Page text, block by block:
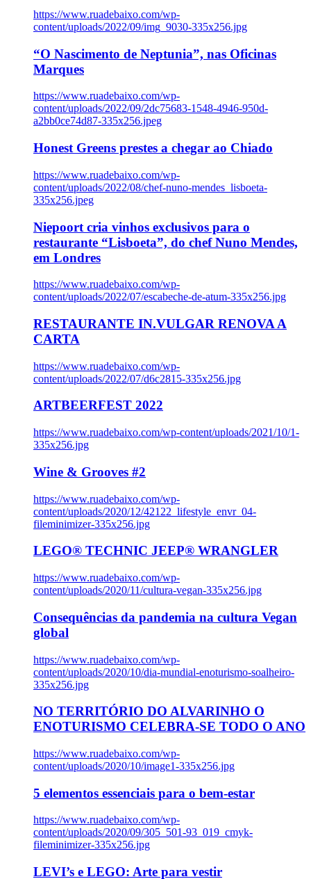
https://www.ruadebaixo.com/wp-
content/uploads/2022/09/img_9030-335x256.jpg
“O Nascimento de Neptunia”, nas Oficinas
Marques
https://www.ruadebaixo.com/wp-
content/uploads/2022/09/2dc75683-1548-4946-950d-
a2bb0ce74d87-335x256.jpeg
Honest Greens prestes a chegar ao Chiado
https://www.ruadebaixo.com/wp-
content/uploads/2022/08/chef-nuno-mendes_lisboeta-
335x256.jpeg
Niepoort cria vinhos exclusivos para o
restaurante “Lisboeta”, do chef Nuno Mendes,
em Londres
https://www.ruadebaixo.com/wp-
content/uploads/2022/07/escabeche-de-atum-335x256.jpg
RESTAURANTE IN.VULGAR RENOVA A
CARTA
https://www.ruadebaixo.com/wp-
content/uploads/2022/07/d6c2815-335x256.jpg
ARTBEERFEST 2022
https://www.ruadebaixo.com/wp-content/uploads/2021/10/1-
335x256.jpg
Wine & Grooves #2
https://www.ruadebaixo.com/wp-
content/uploads/2020/12/42122_lifestyle_envr_04-
fileminimizer-335x256.jpg
LEGO® TECHNIC JEEP® WRANGLER
https://www.ruadebaixo.com/wp-
content/uploads/2020/11/cultura-vegan-335x256.jpg
Consequências da pandemia na cultura Vegan
global
https://www.ruadebaixo.com/wp-
content/uploads/2020/10/dia-mundial-enoturismo-soalheiro-
335x256.jpg
NO TERRITÓRIO DO ALVARINHO O
ENOTURISMO CELEBRA-SE TODO O ANO
https://www.ruadebaixo.com/wp-
content/uploads/2020/10/image1-335x256.jpg
5 elementos essenciais para o bem-estar
https://www.ruadebaixo.com/wp-
content/uploads/2020/09/305_501-93_019_cmyk-
fileminimizer-335x256.jpg
LEVI’s e LEGO: Arte para vestir